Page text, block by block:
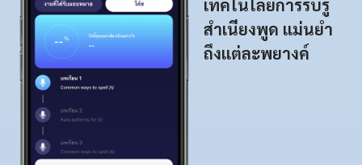
เทคโนโลยีการรับรู้
สำเนียงพูด แม่นยำ
ถึงแต่ละพยางค์